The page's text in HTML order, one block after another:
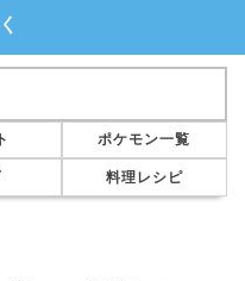
ポケモン一覧
料理レシピ